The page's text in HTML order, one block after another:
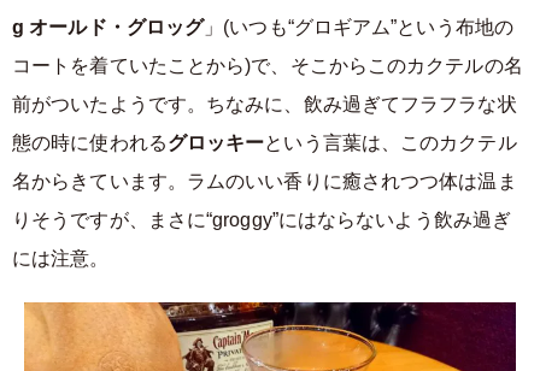
g オールド・グロッグ」(いつも“グロギアム”という布地の
コートを着ていたことから)で、そこからこのカクテルの名
前がついたようです。ちなみに、飲み過ぎてフラフラな状
態の時に使われるグロッキーという言葉は、このカクテル
名からきています。ラムのいい香りに癒されつつ体は温ま
りそうですが、まさに“groggy”にはならないよう飲み過ぎ
には注意。